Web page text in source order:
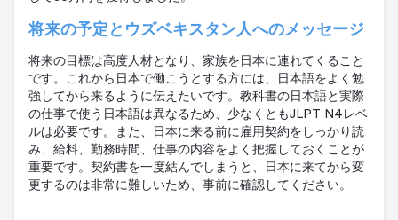
将来の予定とウズベキスタン人へのメッセージ
将来の目標は高度人材となり、家族を日本に連れてくること
です。これから日本で働こうとする方には、日本語をよく勉
強してから来るように伝えたいです。教科書の日本語と実際
の仕事で使う日本語は異なるため、少なくともJLPT N4レベ
ルは必要です。また、日本に来る前に雇用契約をしっかり読
み、給料、勤務時間、仕事の内容をよく把握しておくことが
重要です。契約書を一度結んでしまうと、日本に来てから変
更するのは非常に難しいため、事前に確認してください。